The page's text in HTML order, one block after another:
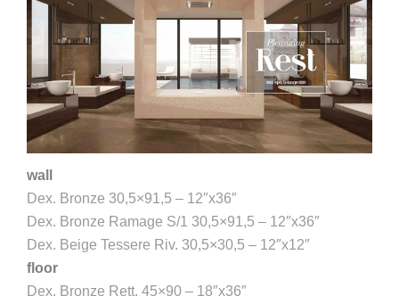
wall
Dex. Bronze 30,5×91,5 – 12″x36″
Dex. Bronze Ramage S/1 30,5×91,5 – 12″x36″
Dex. Beige Tessere Riv. 30,5×30,5 – 12″x12″
floor
Dex. Bronze Rett. 45×90 – 18″x36″